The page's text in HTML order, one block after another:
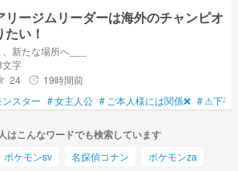
リージムリーダーは海外のチャンピオ
い！
新たな場所へ___
字
24 update 19時間前
スター #女主人公 # ご本人様には関係❌ #⚠下手
はこんなワードでも検索しています
ポケモンsv 名探偵コナン
ポケモンza